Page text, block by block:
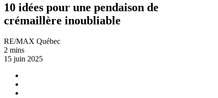
10 idées pour une pendaison de
crémaillère inoubliable
RE/MAX Québec
2 mins
15 juin 2025